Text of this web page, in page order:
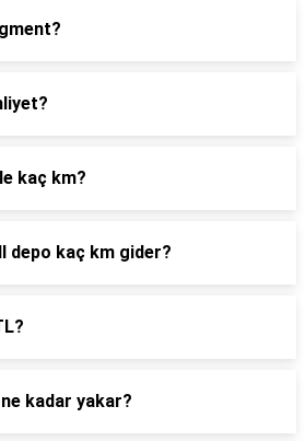
kaç km?
depo kaç km gider?
kadar yakar?